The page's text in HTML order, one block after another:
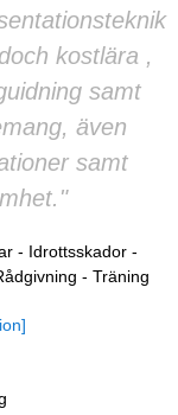
kostlära ,
samt
även
samt
- Idrottsskador -
- Träning